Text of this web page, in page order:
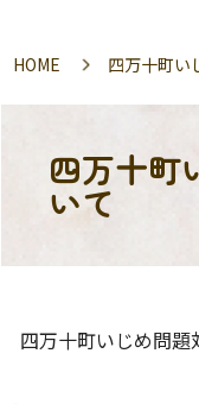
HOME 四万十町い
四万十町
いて
四万十町いじめ問題